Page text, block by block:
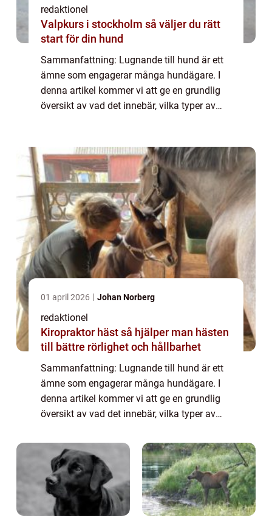
redaktionel
Valpkurs i stockholm så väljer du rätt
start för din hund
Sammanfattning: Lugnande till hund är ett
ämne som engagerar många hundägare. I
denna artikel kommer vi att ge en grundlig
översikt av vad det innebär, vilka typer av
at...
01 april 2026 Johan Norberg
redaktionel
Kiropraktor häst så hjälper man hästen
till bättre rörlighet och hållbarhet
Sammanfattning: Lugnande till hund är ett
ämne som engagerar många hundägare. I
denna artikel kommer vi att ge en grundlig
översikt av vad det innebär, vilka typer av
och vilka som är populära. Vi kommer också
at...